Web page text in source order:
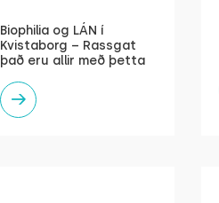
Biophilia og LÁN í
Kvistaborg – Rassgat
það eru allir með þetta